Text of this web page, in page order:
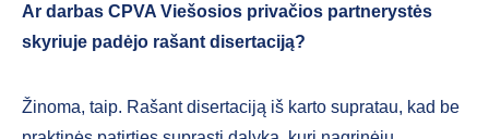
Ar darbas CPVA Viešosios privačios partnerystės
skyriuje padėjo rašant disertaciją?
Žinoma, taip. Rašant disertaciją iš karto supratau, kad be